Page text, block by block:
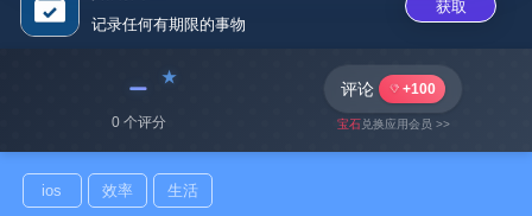
记录任何有期限的事‪物‬
获取
﹣
0 个评分
评论 +100
宝石兑换应用会员 >>
ios 效率 生活